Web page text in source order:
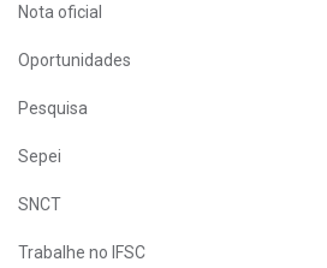
Nota oficial
Oportunidades
Pesquisa
Sepei
SNCT
Trabalhe no IFSC